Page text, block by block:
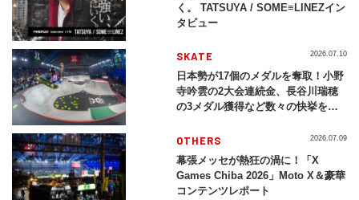
く。 TATSUYA / SOME≡LINEZイン
タビュー
SKATE
日本勢が17個のメダルを奪取！小野
寺吟雲の2大会連続金、長谷川瑞穂
の3メダル獲得など数々の快挙をプ
2026」
2026.07.10
OTHERS
幕張メッセが熱狂の渦に！「X
Games Chiba 2026」Moto X＆豪華
コンテンツレポート
2026.07.09